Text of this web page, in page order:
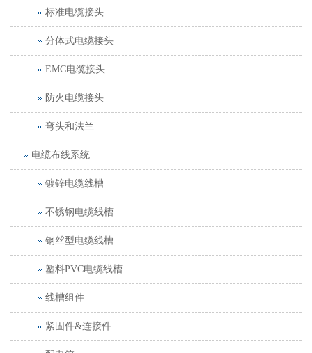
标准电缆接头
分体式电缆接头
EMC电缆接头
防火电缆接头
弯头和法兰
电缆布线系统
镀锌电缆线槽
不锈钢电缆线槽
钢丝型电缆线槽
塑料PVC电缆线槽
线槽组件
紧固件&连接件